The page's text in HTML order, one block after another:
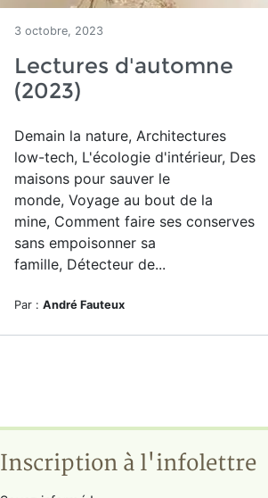
3 octobre, 2023
Lectures d'automne
(2023)
Demain la nature, Architectures
low-tech, L'écologie d'intérieur, Des
maisons pour sauver le
monde, Voyage au bout de la
mine, Comment faire ses conserves
sans empoisonner sa
famille, Détecteur de...
Par : André Fauteux
Inscription à l'infolettre